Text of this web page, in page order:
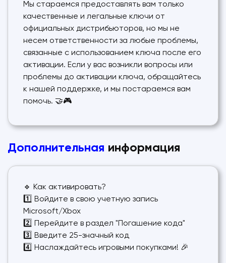
Мы стараемся предоставлять вам только
качественные и легальные ключи от
официальных дистрибьюторов, но мы не
несем ответственности за любые проблемы,
связанные с использованием ключа после его
активации. Если у вас возникли вопросы или
проблемы до активации ключа, обращайтесь
к нашей поддержке, и мы постараемся вам
помочь. 🤝🎮
Дополнительная информация
🔹 Как активировать?
1️⃣ Войдите в свою учетную запись
Microsoft/Xbox
2️⃣ Перейдите в раздел "Погашение кода"
3️⃣ Введите 25-значный код
4️⃣ Наслаждайтесь игровыми покупками! 🎉